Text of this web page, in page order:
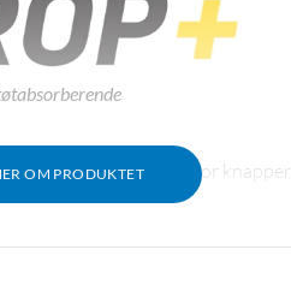
OM PRODUKTET
ekstra beskyttelse for knapper.